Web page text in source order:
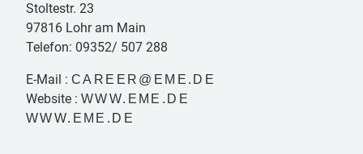
Stoltestr. 23
97816 Lohr am Main
Telefon: 09352/ 507 288
E-Mail : CAREER@EME.DE
Website : WWW.EME.DE
WWW.EME.DE